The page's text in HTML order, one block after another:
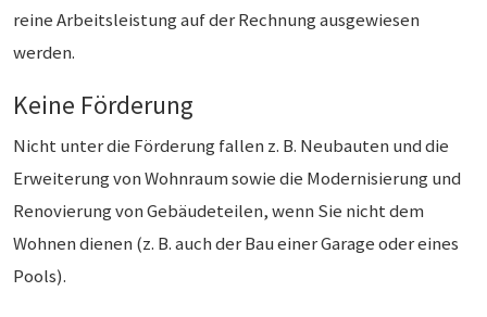
reine Arbeitsleistung auf der Rechnung ausgewiesen
werden.
Keine Förderung
Nicht unter die Förderung fallen z. B. Neubauten und die
Erweiterung von Wohnraum sowie die Modernisierung und
Renovierung von Gebäudeteilen, wenn Sie nicht dem
Wohnen dienen (z. B. auch der Bau einer Garage oder eines
Pools).